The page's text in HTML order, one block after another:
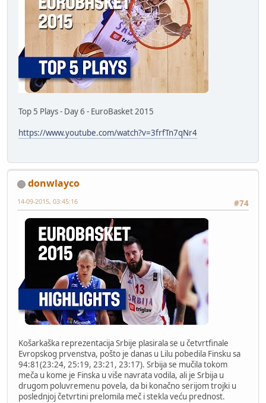
Top 5 Plays - Day 6 - EuroBasket 2015
https://www.youtube.com/watch?v=3frfTn7qNr4
donwlayco
#74
14-09-2015, 03:45:16
Košarkaška reprezentacija Srbije plasirala se u četvrtfinale
Evropskog prvenstva, pošto je danas u Lilu pobedila Finsku sa
94:81(23:24, 25:19, 23:21, 23:17). Srbija se mučila tokom
meča u kome je Finska u više navrata vodila, ali je Srbija u
drugom poluvremenu povela, da bi konačno serijom trojki u
poslednjoj četvrtini prelomila meč i stekla veću prednost.